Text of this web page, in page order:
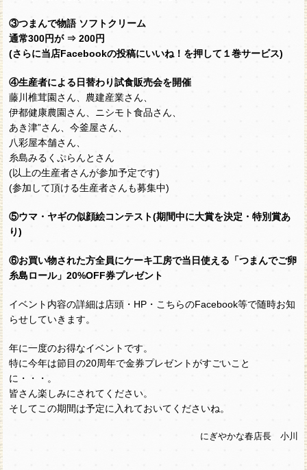
③つまんで物語 ソフトクリーム
通常300円が ⇒ 200円
(さらに当店Facebookの投稿にいいね！を押して１巻サービス)
④生産者による日替わり試食販売会を開催
藤川椎茸園さん、農建産業さん、
伊都健康農園さん、ニシモト食品さん、
あき津”さん、今釜屋さん、
八彩屋本舗さん、
糸島みるくぷらんとさん
(以上の生産者さんが参加予定です)
(参加して頂ける生産者さんも募集中)
⑤ウマ・ヤギの似顔絵コンテスト(期間中に大賞を決定・特別賞あ
り)
⑥お買い物された方全員にケーキ工房で当日使える「つまんでご卵
糸島ロール」20%OFF券プレゼント
イベント内容の詳細は店頭・HP・こちらのFacebook等で随時お知
らせしていきます。
年に一度のお得なイベントです。
特に今年は節目の20周年で金券プレゼントがすごいこと
に・・・。
皆さん楽しみにされてください。
そしてこの期間は予定に入れておいてくださいね。
にぎやかな春店長 小川